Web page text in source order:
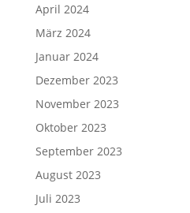
April 2024
März 2024
Januar 2024
Dezember 2023
November 2023
Oktober 2023
September 2023
August 2023
Juli 2023